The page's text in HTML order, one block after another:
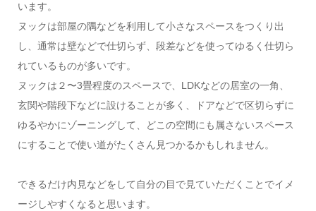
います。
ヌックは部屋の隅などを利用して小さなスペースをつくり出
し、通常は壁などで仕切らず、段差などを使ってゆるく仕切ら
れているものが多いです。
ヌックは２〜3畳程度のスペースで、LDKなどの居室の一角、
玄関や階段下などに設けることが多く、ドアなどで区切らずに
ゆるやかにゾーニングして、どこの空間にも属さないスペース
にすることで使い道がたくさん見つかるかもしれません。
できるだけ内見などをして自分の目で見ていただくことでイメ
ージしやすくなると思います。